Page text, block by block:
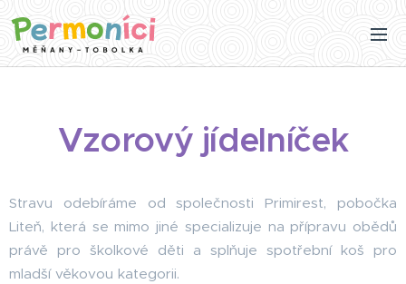
Vzorový jídelníček
Stravu odebíráme od společnosti Primirest, pobočka
Liteň, která se mimo jiné specializuje na přípravu obědů
právě pro školkové děti a splňuje spotřební koš pro
mladší věkovou kategorii.